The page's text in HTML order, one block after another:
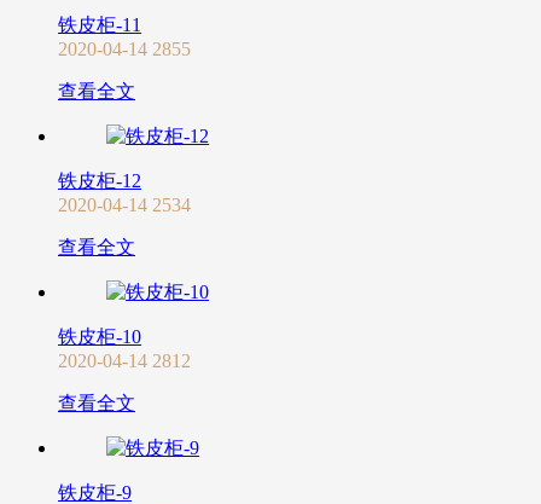
铁皮柜-11
2020-04-14 2855
查看全文
铁皮柜-12
2020-04-14 2534
查看全文
铁皮柜-10
2020-04-14 2812
查看全文
铁皮柜-9